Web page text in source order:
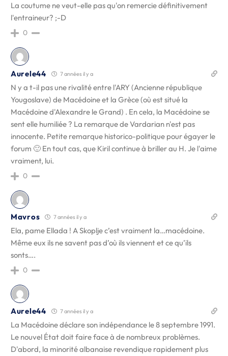
La coutume ne veut-elle pas qu'on remercie définitivement
l'entraineur? ;-D
0
Aurele44 7 années il y a
N y a t-il pas une rivalité entre l'ARY (Ancienne république
Yougoslave) de Macédoine et la Grèce (où est situé la
Macédoine d'Alexandre le Grand) . En cela, la Macédoine se
sent elle humiliée ? La remarque de Vardarian n'est pas
innocente. Petite remarque historico-politique pour égayer le
forum 🙂 En tout cas, que Kiril continue à briller au H. Je l'aime
vraiment, lui.
0
Mavros 7 années il y a
Ela, pame Ellada ! A Skoplje c’est vraiment la…macédoine.
Même eux ils ne savent pas d’où ils viennent et ce qu’ils
sonts….
0
Aurele44 7 années il y a
La Macédoine déclare son indépendance le 8 septembre 1991.
Le nouvel État doit faire face à de nombreux problèmes.
D'abord, la minorité albanaise revendique rapidement plus